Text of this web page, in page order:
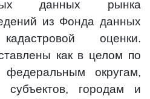
данных рынка
из Фонда данных
кадастровой оценки.
как в целом по
округам,
субъектов, городам и